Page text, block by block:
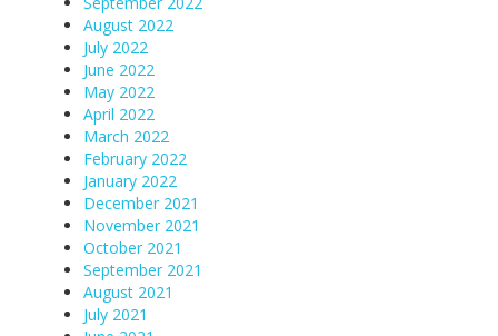
August 2022
July 2022
June 2022
May 2022
April 2022
March 2022
February 2022
January 2022
December 2021
November 2021
October 2021
September 2021
August 2021
July 2021